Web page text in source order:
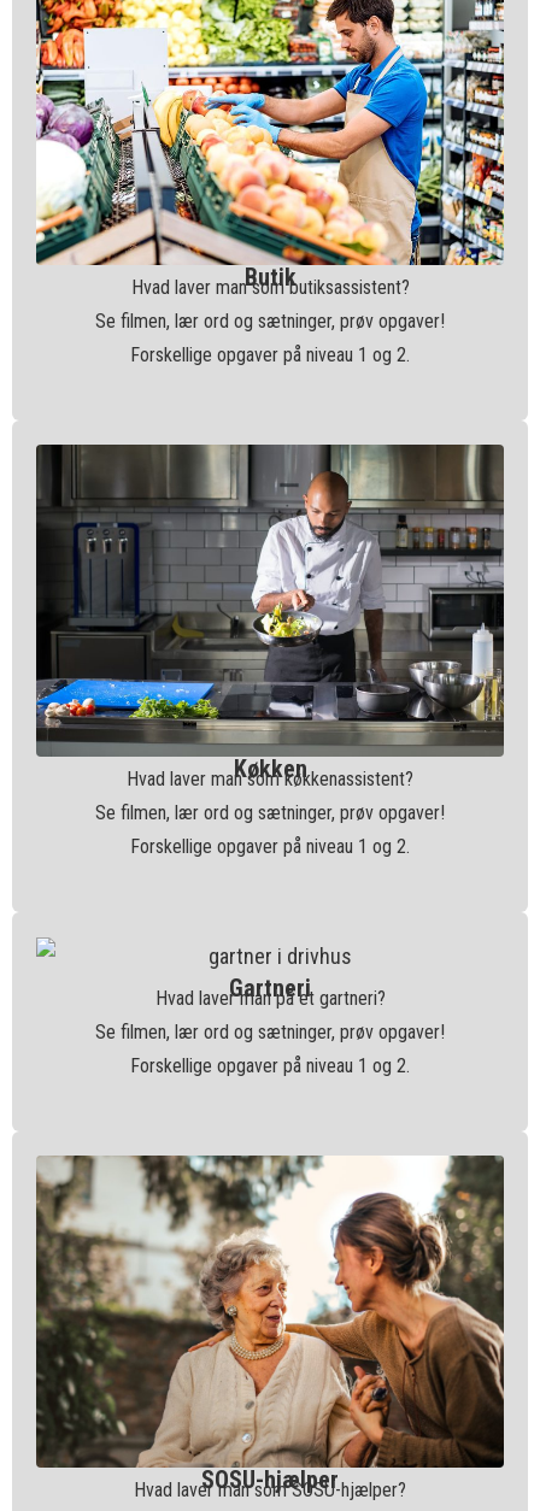
Butik
Hvad laver man som butiksassistent?
Se filmen, lær ord og sætninger, prøv opgaver!
Forskellige opgaver på niveau 1 og 2.
Køkken
Hvad laver man som køkkenassistent?
Se filmen, lær ord og sætninger, prøv opgaver!
Forskellige opgaver på niveau 1 og 2.
Gartneri
Hvad laver man på et gartneri?
Se filmen, lær ord og sætninger, prøv opgaver!
Forskellige opgaver på niveau 1 og 2.
SOSU-hjælper
Hvad laver man som SOSU-hjælper?